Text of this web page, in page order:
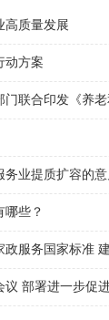
高质量发展
动方案
联合印发《养
务业提质扩容的
哪些？
服务国家标准
部署进一步促